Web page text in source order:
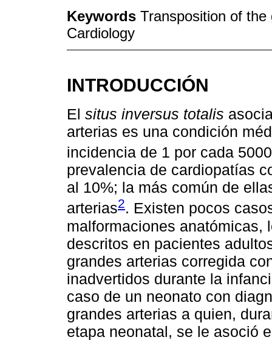
Keywords Transposition of
Cardiology
INTRODUCCIÓN
El situs inversus totalis
arterias es una condición
incidencia de 1 por cada
prevalencia de cardiopatías
al 10%; la más común de
arterias2. Existen pocos
malformaciones anatómicas,
descritos en pacientes
grandes arterias corregida
inadvertidos durante la
caso de un neonato con
grandes arterias a quien,
etapa neonatal, se le asoció